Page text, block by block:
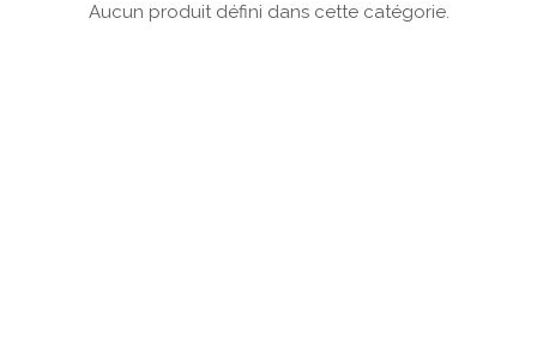
Aucun produit défini dans cette catégorie.